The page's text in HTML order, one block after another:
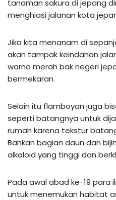
tanaman sakura di jepang
menghiasi jalanan kota
Jika kita menanam di
akan tampak keindahan
warna merah bak negeri
bermekaran.
Selain itu flamboyan juga
seperti batangnya untuk
rumah karena tekstur
Bahkan bagian daun dan
alkaloid yang tinggi dan
Pada awal abad ke-19 para
untuk menemukan habitat